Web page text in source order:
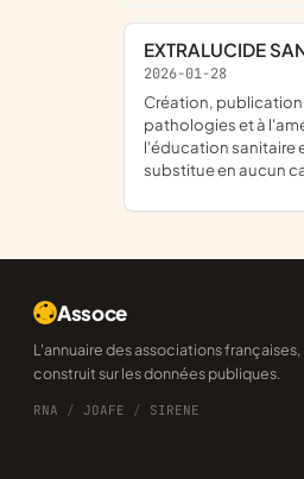
EXTRALUCIDE
2026-01-28
création, publication et diffusion de contenus éducatifs et informatifs relatifs à la santé humaine, aux pratiques médicales et paramédicales, à la compréhension des
pathologies et à
l'éducation sanitaire
substitue en aucun
Assoce
L'annuaire des associations françaises,
construit sur les données publiques.
RNA / JOAFE / SIRENE